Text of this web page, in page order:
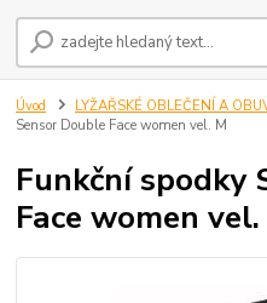
Úvod LYŽAŘSKÉ OBLEČENÍ A
Sensor Double Face women vel. M
Funkční spodky
Face women vel.